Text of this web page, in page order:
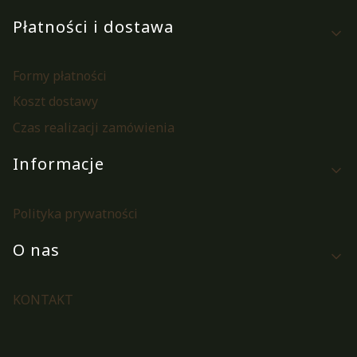
Płatności i dostawa
Formy płatności
Koszt dostawy
Czas realizacji zamówienia
Informacje
Polityka prywatności
O nas
KONTAKT